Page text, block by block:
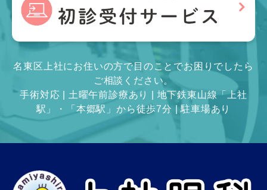
名東区上社にお住いの方で目のことでお困りでしたら
ご相談ください。
手術対応 | 土曜午前診療あり | 地下鉄東山線「上社
駅」・「本郷駅」から徒歩7分 | 駐車場あり